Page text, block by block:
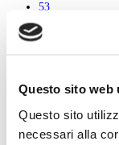
Questo sito web
Questo sito
necessari alla
53
55
59
60
61
62
63